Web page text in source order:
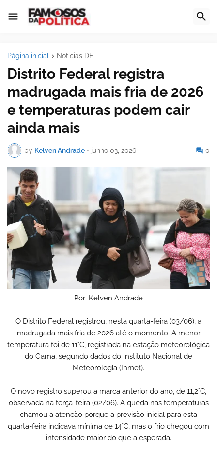
Página inicial Noticias DF
Distrito Federal registra
madrugada mais fria de 2026
e temperaturas podem cair
ainda mais
by Kelven Andrade • junho 03, 2026 0
Por: Kelven Andrade
O Distrito Federal registrou, nesta quarta-feira (03/06), a
madrugada mais fria de 2026 até o momento. A menor
temperatura foi de 11°C, registrada na estação meteorológica
do Gama, segundo dados do Instituto Nacional de
Meteorologia (Inmet).
O novo registro superou a marca anterior do ano, de 11,2°C,
observada na terça-feira (02/06). A queda nas temperaturas
chamou a atenção porque a previsão inicial para esta
quarta-feira indicava mínima de 14°C, mas o frio chegou com
intensidade maior do que a esperada.